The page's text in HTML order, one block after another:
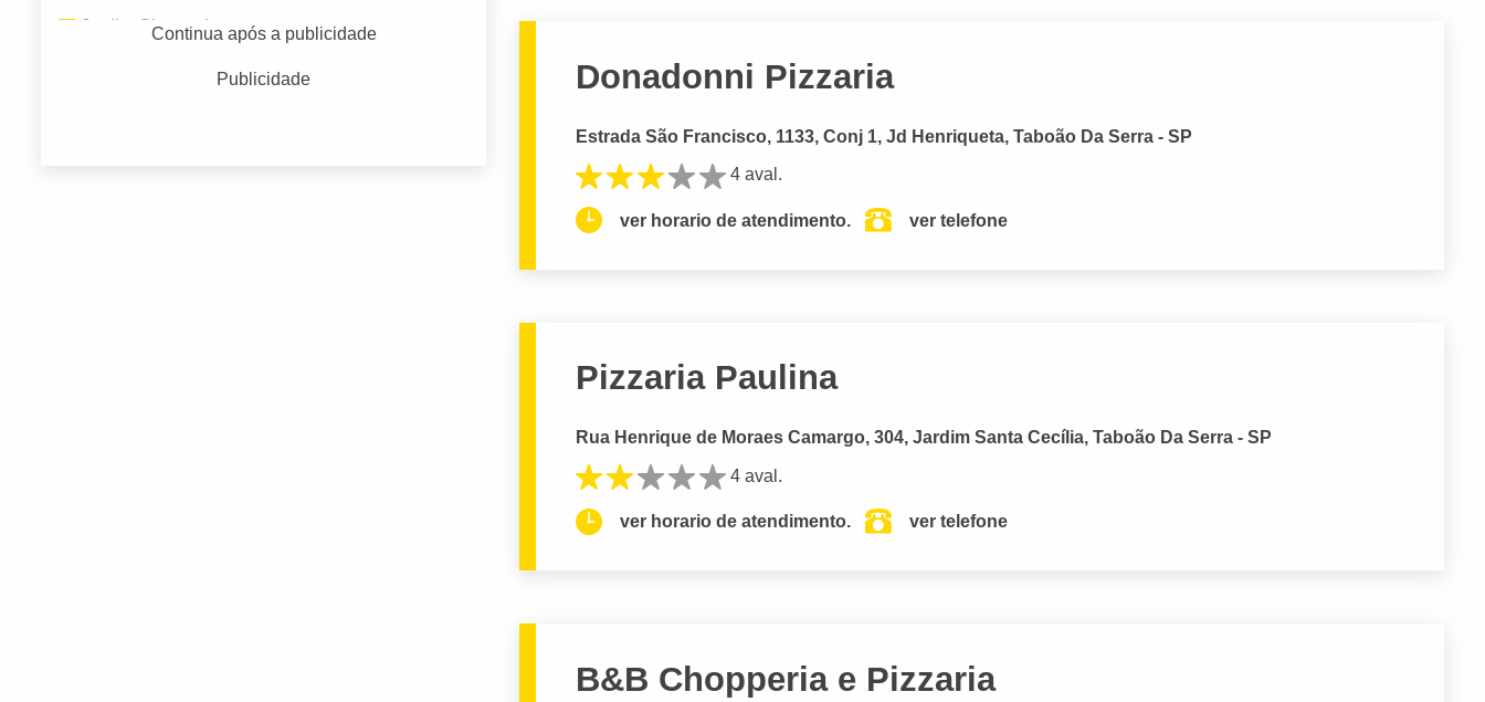
Jardim Clementino (3)
Continua após a publicidade
Publicidade Donadonni Pizzaria
Estrada São Francisco, 1133, Conj 1, Jd Henriqueta, Taboão Da Serra - SP
4 aval.
ver horario de atendimento. ver telefone
Pizzaria Paulina
Rua Henrique de Moraes Camargo, 304, Jardim Santa Cecília, Taboão Da Serra - SP
4 aval.
ver horario de atendimento. ver telefone
B&B Chopperia e Pizzaria